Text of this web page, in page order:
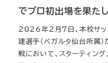
でプロ初出場を果たし
2026年2月7日、本校サッ
建選手（ベガルタ仙台所属
戦において、スターティン